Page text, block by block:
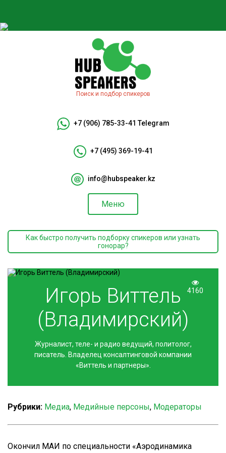
Поиск и подбор спикеров
+7 (906) 785-33-41 Telegram
+7 (495) 369-19-41
info@hubspeaker.kz
Меню
Как быстро получить подборку спикеров или узнать
гонорар?
4160
Игорь Виттель
(Владимирский)
Журналист, теле- и радио ведущий, политолог,
писатель. Владелец консалтинговой компании
«Виттель и партнеры».
Рубрики: Медиа, Медийные персоны, Модераторы
Окончил МАИ по специальности «Аэродинамика